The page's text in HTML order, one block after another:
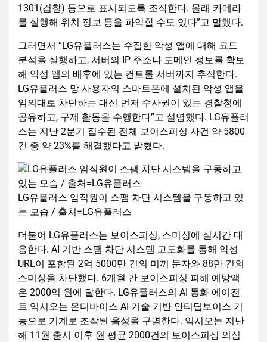
1301(검찰) 등으로 표시되도록 조작한다. 몰래 카메라
를 실행해 위치 정보 등을 파악할 수도 있다”고 말했다.
그러면서 “LG유플러스는 수집한 악성 앱에 대해 코드
분석을 실행하고, 서버의 IP 주소나 도메인 정보를 확보
해 악성 앱의 배후에 있는 컨트롤 서버까지 추적한다.
LG유플러스 망 사용자의 스마트폰에 설치된 악성 앱을
임의대로 차단하는 대신 먼저 수사권이 있는 경찰청에
공유하고, 구제 활동을 수행한다”고 설명했다. LG유플러
스는 지난 2분기 접수된 전체 보이스피싱 사건 약 5800
건 중 약 23%를 해결했다고 밝혔다.
LG유플러스 임직원이 스팸 차단 시스템을 구동하고 있
는 모습 / 출처=LG유플러스
더불어 LG유플러스는 보이스피싱, 스미싱에 실시간 대
응한다. AI 기반 스팸 차단 시스템 고도화를 통해 악성
URL이 포함된 2억 5000만 건의 미끼 문자와 88만 건의
스미싱을 차단했다. 6개월 간 보이스피싱 피해 예방액
은 2000억 원에 달한다. LG유플러스의 AI 통화 에이전
트 익시오는 온디바이스 AI 기술 기반 안티딥보이스 기
능으로 기계로 조작된 음성을 구별한다. 익시오는 지난
해 11월 출시 이후 월 평균 2000건의 보이스피싱 의심